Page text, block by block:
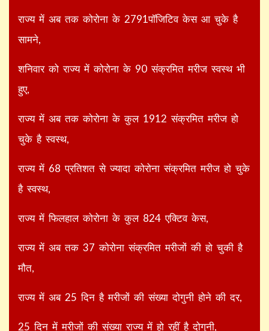
राज्य में अब तक कोरोना के 2791पॉजिटिव केस आ चुके है
सामने,
शनिवार को राज्य में कोरोना के 90 संक्रमित मरीज स्वस्थ भी
हुए,
राज्य में अब तक कोरोना के कुल 1912 संक्रमित मरीज हो
चुके है स्वस्थ,
राज्य में 68 प्रतिशत से ज्यादा कोरोना संक्रमित मरीज हो चुके
है स्वस्थ,
राज्य में फिलहाल कोरोना के कुल 824 एक्टिव केस,
राज्य में अब तक 37 कोरोना संक्रमित मरीजों की हो चुकी है
मौत,
राज्य में अब 25 दिन है मरीजों की संख्या दोगुनी होने की दर,
25 दिन में मरीजों की संख्या राज्य में हो रहीं है दोगुनी,